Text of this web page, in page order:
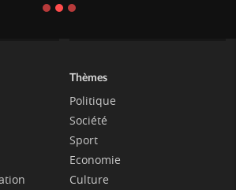
Thèmes
Politique
Société
Sport
Economie
Culture